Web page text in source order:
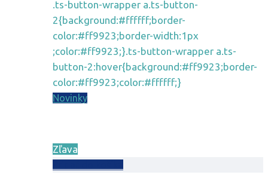
.ts-button-wrapper a.ts-button-
2{background:#ffffff;border-
color:#ff9923;border-width:1px
;color:#ff9923;}.ts-button-wrapper a.ts-
button-2:hover{background:#ff9923;border-
color:#ff9923;color:#ffffff;}
Novinky
Zľava